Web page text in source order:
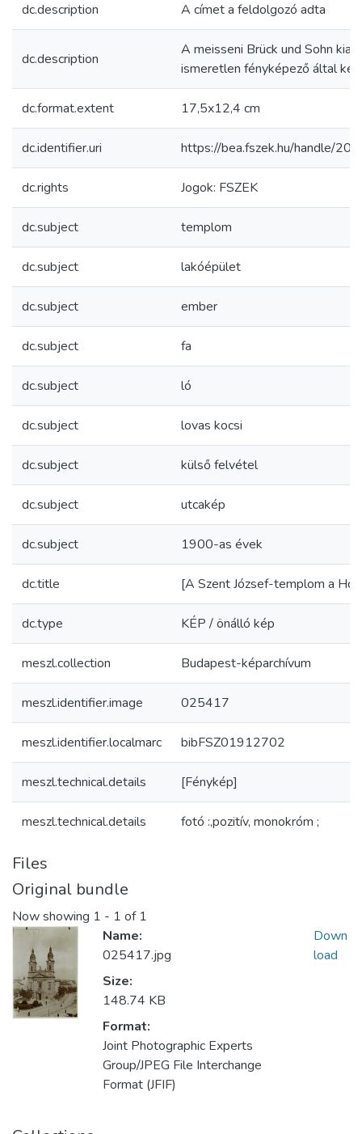
dc.description A címet a feldolgozó adta
dc.description
A meisseni Brück und Sohn
ismeretlen fényképező által
dc.format.extent 17,5x12,4 cm
dc.identifier.uri https://bea.fszek.hu/handle/
dc.rights Jogok: FSZEK
dc.subject templom
dc.subject lakóépület
dc.subject ember
dc.subject fa
dc.subject ló
dc.subject lovas kocsi
dc.subject külső felvétel
dc.subject utcakép
dc.subject 1900-as évek
dc.title [A Szent József-templom a
dc.type KÉP / önálló kép
meszl.collection Budapest-képarchívum
meszl.identifier.image 025417
meszl.identifier.localmarc bibFSZ01912702
meszl.technical.details [Fénykép]
meszl.technical.details fotó :,pozitív, monokróm ;
Files
Original bundle
Now showing 1 - 1 of 1
Name:
025417.jpg
Size:
148.74 KB
Format:
Joint Photographic Experts
Group/JPEG File Interchange
Format (JFIF)
Down
load